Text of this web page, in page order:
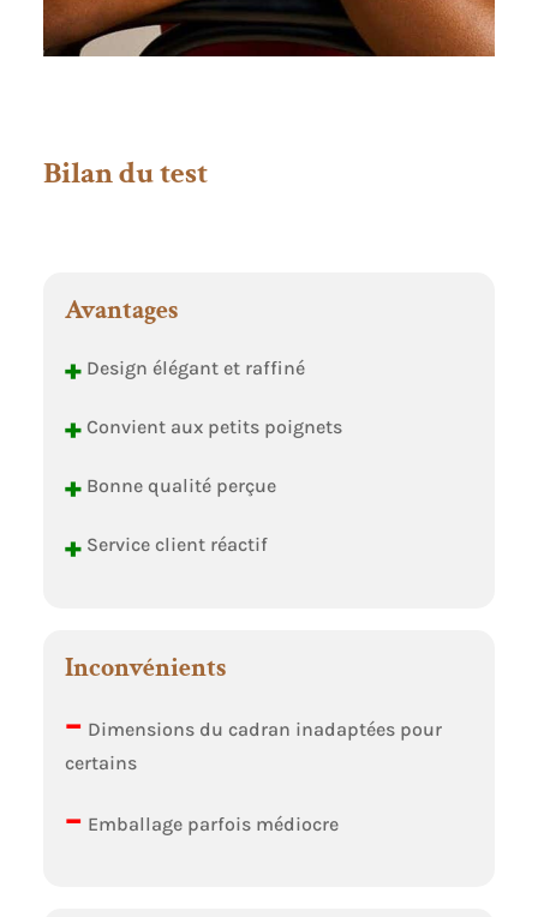
Bilan du test
Avantages
+Design élégant et raffiné
+Convient aux petits poignets
+Bonne qualité perçue
+Service client réactif
Inconvénients
– Dimensions du cadran inadaptées pour
certains
– Emballage parfois médiocre